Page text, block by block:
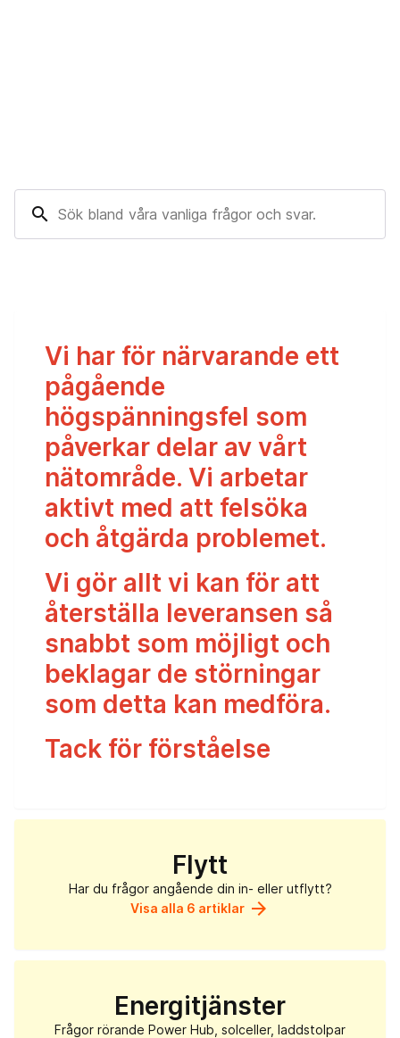
search
Vi har för närvarande ett
pågående
högspänningsfel som
påverkar delar av vårt
nätområde. Vi arbetar
aktivt med att felsöka
och åtgärda problemet.
Vi gör allt vi kan för att
återställa leveransen så
snabbt som möjligt och
beklagar de störningar
som detta kan medföra.
Tack för förståelse
Flytt
Har du frågor angående din in- eller utflytt?
Visa alla 6 artiklar arrow_forward
Energitjänster
Frågor rörande Power Hub, solceller, laddstolpar